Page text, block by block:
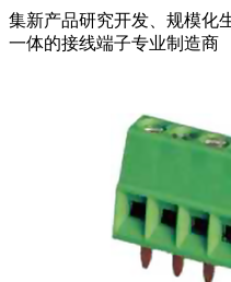
集新产品研究开发、规模化
一体的接线端子专业制造商